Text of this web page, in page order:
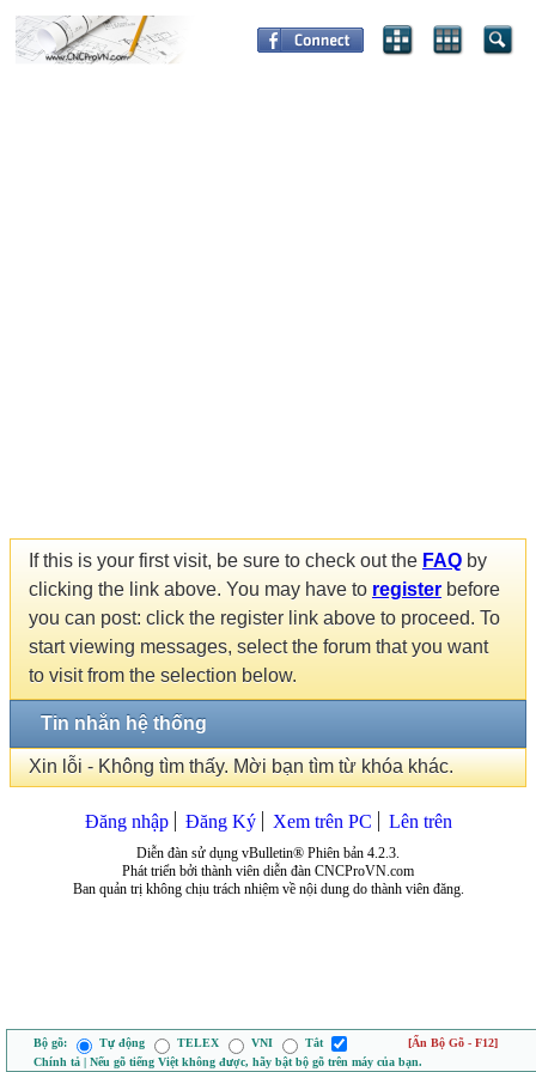
If this is your first visit, be sure to check out the FAQ by
clicking the link above. You may have to register before
you can post: click the register link above to proceed. To
start viewing messages, select the forum that you want
to visit from the selection below.
Tin nhắn hệ thống
Xin lỗi - Không tìm thấy. Mời bạn tìm từ khóa khác.
Đăng nhập Đăng Ký Xem trên PC Lên trên
Diễn đàn sử dụng vBulletin® Phiên bản 4.2.3.
Phát triển bởi thành viên diễn đàn CNCProVN.com
Ban quản trị không chịu trách nhiệm về nội dung do thành viên đăng.
Bộ gõ: Tự động TELEX VNI Tắt
[Ẩn Bộ Gõ - F12]
Chính tả | Nếu gõ tiếng Việt không được, hãy bật bộ gõ trên máy của bạn.